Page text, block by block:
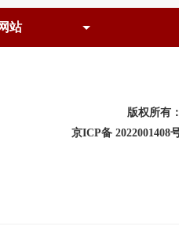
版权所有
京ICP备 2022001408